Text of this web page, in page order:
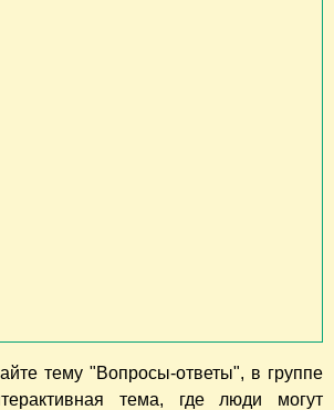
тему "Вопросы-ответы", в группе
тема, где люди могут